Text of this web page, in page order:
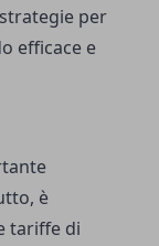
per
efficace e
è
tariffe di